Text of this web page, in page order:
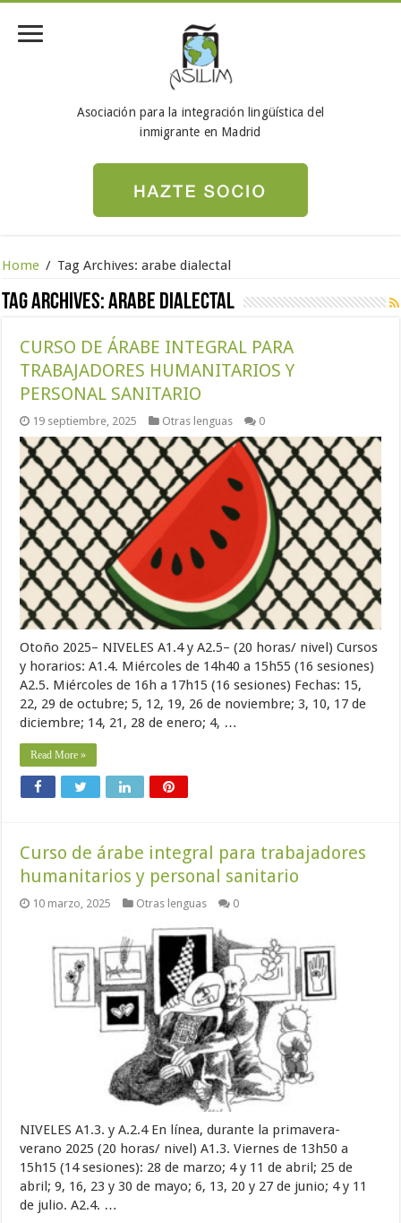
Asociación para la integración lingüística del
inmigrante en Madrid
Home / Tag Archives: arabe dialectal
Tag Archives:arabe dialectal
CURSO DE ÁRABE INTEGRAL PARA
TRABAJADORES HUMANITARIOS Y
PERSONAL SANITARIO
19 septiembre, 2025 Otras lenguas 0
Otoño 2025– NIVELES A1.4 y A2.5– (20 horas/ nivel) Cursos
y horarios: A1.4. Miércoles de 14h40 a 15h55 (16 sesiones)
A2.5. Miércoles de 16h a 17h15 (16 sesiones) Fechas: 15,
22, 29 de octubre; 5, 12, 19, 26 de noviembre; 3, 10, 17 de
diciembre; 14, 21, 28 de enero; 4, …
Read More »
Curso de árabe integral para trabajadores
humanitarios y personal sanitario
10 marzo, 2025 Otras lenguas 0
NIVELES A1.3. y A.2.4 En línea, durante la primavera-
verano 2025 (20 horas/ nivel) A1.3. Viernes de 13h50 a
15h15 (14 sesiones): 28 de marzo; 4 y 11 de abril; 25 de
abril; 9, 16, 23 y 30 de mayo; 6, 13, 20 y 27 de junio; 4 y 11
de julio. A2.4. …